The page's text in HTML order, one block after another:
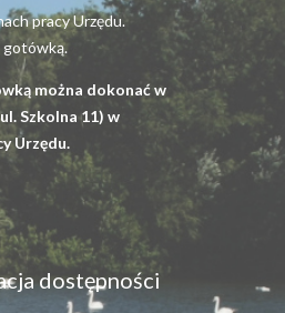
pracy Urzędu.
gotówką.
można dokonać w
Szkolna 11) w
Urzędu.
dostępności